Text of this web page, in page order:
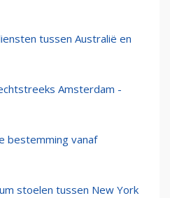
tussen Australië en
Amsterdam -
bestemming vanaf
stoelen tussen New York